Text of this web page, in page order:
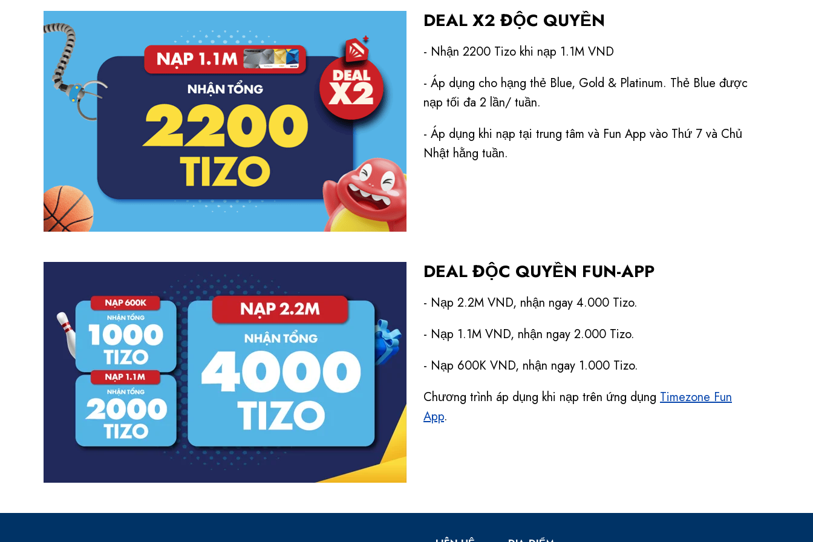
thành tiền mặt.
- Timezone có quyền thu hồi voucher và giá trị của voucher
trong trường hợp phát hiện gian lận hoặc sự cố kỹ thuật.
- Trong trường hợp xảy ra tranh chấp, Timezone Vietnam có
quyền đưa ra quyết định cuối cùng.
DEAL X2 ĐỘC QUYỀN
- Nhận 2200 Tizo khi nạp 1.1M VND
- Áp dụng cho hạng thẻ Blue, Gold & Platinum. Thẻ Blue được
nạp tối đa 2 lần/ tuần.
- Áp dụng khi nạp tại trung tâm và Fun App vào Thứ 7 và Chủ
Nhật hằng tuần.
DEAL ĐỘC QUYỀN FUN-APP
- Nạp 2.2M VND, nhận ngay 4.000 Tizo.
- Nạp 1.1M VND, nhận ngay 2.000 Tizo.
- Nạp 600K VND, nhận ngay 1.000 Tizo.
Chương trình áp dụng khi nạp trên ứng dụng Timezone Fun
App.